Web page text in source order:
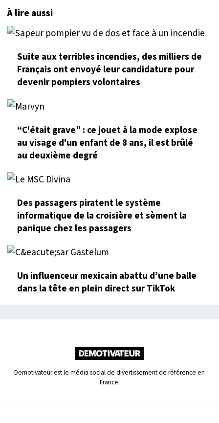
À lire aussi
Suite aux terribles incendies, des milliers de
Français ont envoyé leur candidature pour
devenir pompiers volontaires
“C'était grave” : ce jouet à la mode explose
au visage d'un enfant de 8 ans, il est brûlé
au deuxième degré
Des passagers piratent le système
informatique de la croisière et sèment la
panique chez les passagers
Un influenceur mexicain abattu d’une balle
dans la tête en plein direct sur TikTok
Demotivateur est le média social de divertissement de référence en
France.